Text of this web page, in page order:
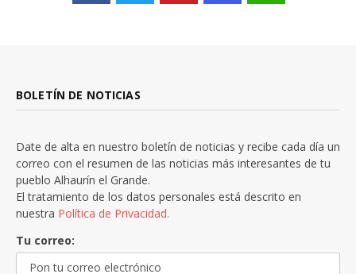
BOLETÍN DE NOTICIAS
Date de alta en nuestro boletín de noticias y recibe cada día un
correo con el resumen de las noticias más interesantes de tu
pueblo Alhaurín el Grande.
El tratamiento de los datos personales está descrito en
nuestra Política de Privacidad.
Tu correo: